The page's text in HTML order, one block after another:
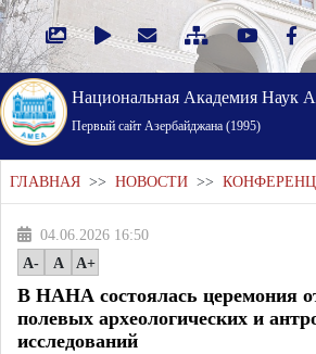
Национальная Академия Наук
Первый cайт Азербайджана (1995)
ГЛАВНАЯ >> НОВОСТИ >>
04.06.2026 16:50
A-
A A+
В НАНА состоялась церемония
полевых археологических и
исследований